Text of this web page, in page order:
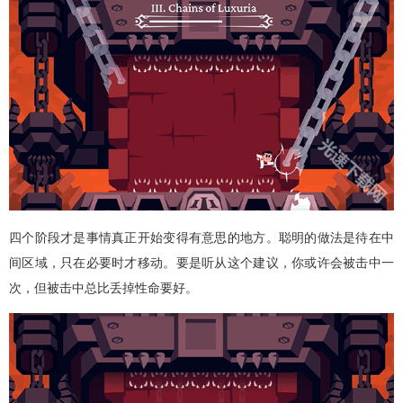
四个阶段才是事情真正开始变得有意思的地方。聪明的做法是待在中
间区域，只在必要时才移动。要是听从这个建议，你或许会被击中一
次，但被击中总比丢掉性命要好。